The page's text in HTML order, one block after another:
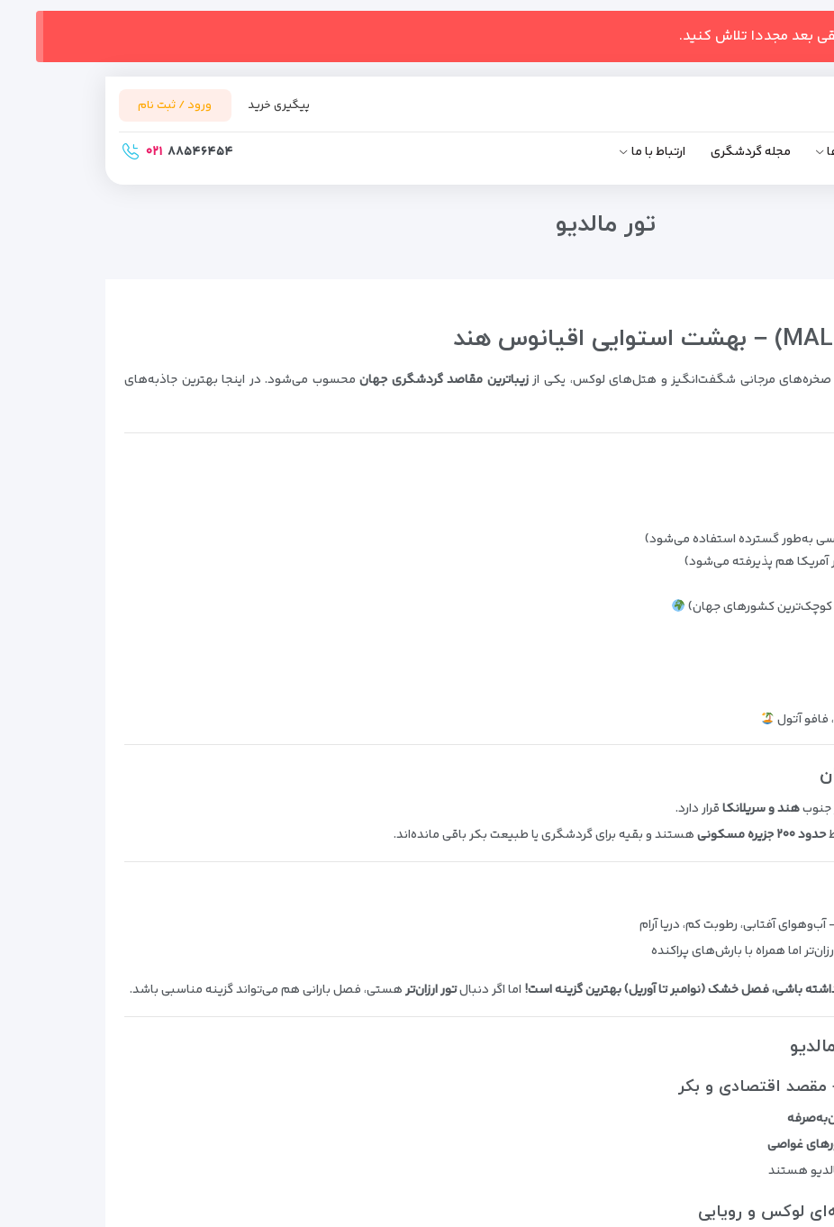
بعد مجددا تلاش کنید.
پیگیری خرید ورود / ثبت نام
مجله گردشگری ارتباط با ما ۰۲۱ ۸۸۵۴۶۴۵۴
تور مالدیو
صخره‌های مرجانی شگفت‌انگیز و هتل‌های لوکس، یکی اززیباترین مقاصد گردشگری جهانمحسوب می‌شود. در اینجا بهترین جاذبه‌های
به‌طور گسترده استفاده می‌شود)
آمریکا هم پذیرفته می‌شود)
کوچک‌ترین کشورهای جهان)
فافو آتول
جنوبهند و سریلانکاقرار دارد.
حدود ۲۰۰ جزیره مسکونی هستند و بقیه برای گردشگری یا طبیعت بکر باقی مانده‌اند.
آب‌وهوای آفتابی، رطوبت کم، دریا آرام
اما همراه با بارش‌های پراکنده
باشی، فصل خشک (نوامبر تا آوریل) بهترین گزینه است! اما اگر دنبالتور ارزان‌ترهستی، فصل بارانی هم می‌تواند گزینه مناسبی باشد.
غواصی
هستند